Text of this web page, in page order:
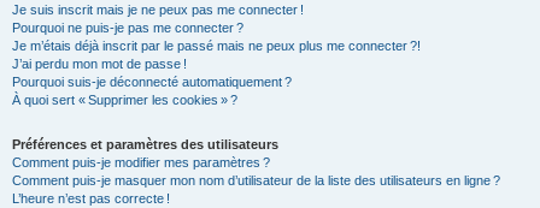
Je suis inscrit mais je ne peux pas me connecter !
Pourquoi ne puis-je pas me connecter ?
Je m’étais déjà inscrit par le passé mais ne peux plus me connecter ?!
J’ai perdu mon mot de passe !
Pourquoi suis-je déconnecté automatiquement ?
À quoi sert « Supprimer les cookies » ?
Préférences et paramètres des utilisateurs
Comment puis-je modifier mes paramètres ?
Comment puis-je masquer mon nom d’utilisateur de la liste des utilisateurs en ligne ?
L’heure n’est pas correcte !